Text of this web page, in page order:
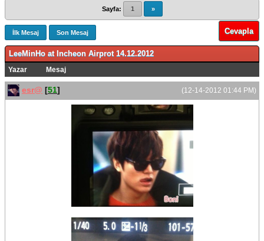
Sayfa: 1 »
İlk Mesaj Son Mesaj Cevapla
LeeMinHo at Incheon Airprot 14.12.2012
Yazar Mesaj
(12-14-2012 01:44 PM)
esr@ [51]